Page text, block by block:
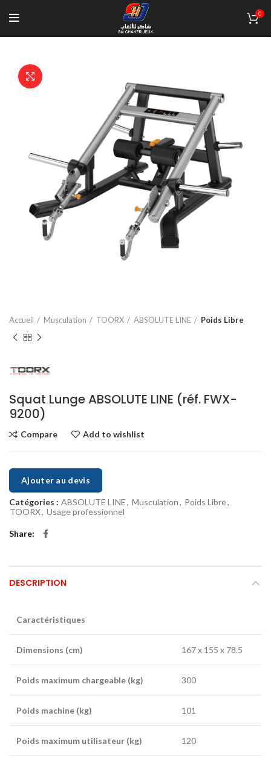
0
Accueil Musculation TOORX ABSOLUTE LINE Poids Libre
Squat Lunge ABSOLUTE LINE (réf. FWX-
9200)
Compare Add to wishlist
Ajouter au devis
Catégories : ABSOLUTE LINE, Musculation, Poids Libre,
TOORX, Usage professionnel
Share
DESCRIPTION
Caractéristiques
Dimensions (cm) 167 x 155 x 78.5
Poids maximum chargeable (kg) 300
Poids machine (kg) 101
Poids maximum utilisateur (kg) 120